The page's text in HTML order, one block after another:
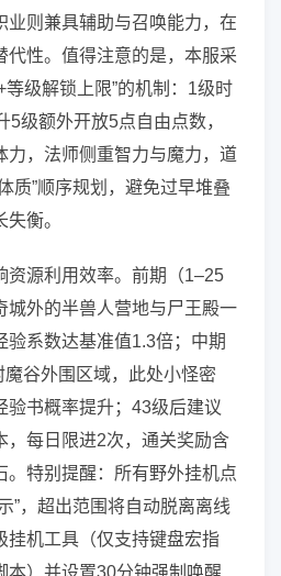
业则兼具辅助与召唤能力，在
代性。值得注意的是，本服采
等级解锁上限”的机制：1级时
5级额外开放5点自由点数，
力，法师侧重智力与魔力，道
质”顺序规划，避免过早堆叠
衡。
资源利用效率。前期（1–25
城外的半兽人营地与尸王殿一
验系数达基准值1.3倍；中期
魔谷外围区域，此处小怪密
验书概率提升；43级后建议
，每日限进2次，通关奖励含
。特别提醒：所有野外挂机点
”，超出范围将自动脱离离线
挂机工具（仅支持键盘宏指
本）并设置30分钟强制唤醒